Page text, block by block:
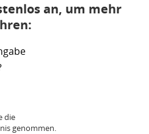
an, um mehr
die
genommen.